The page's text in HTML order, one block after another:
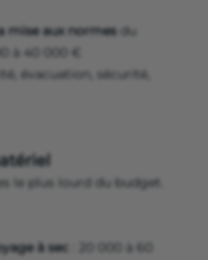
mise aux normes du
à 40 000 €
évacuation, sécurité,
le plus lourd du budget.
à sec
: 20 000 à 60